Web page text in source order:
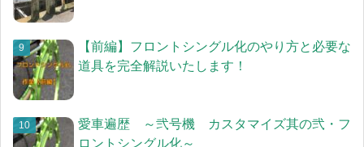
【前編】フロントシングル化のやり方と必要な
道具を完全解説いたします！
愛車遍歴 ～弐号機 カスタマイズ其の弐・フ
ロントシングル化～